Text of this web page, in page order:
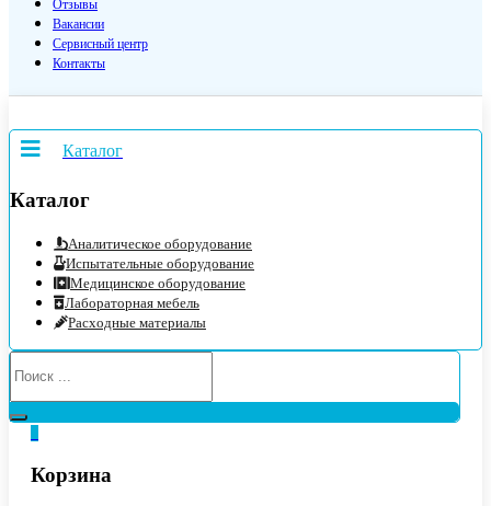
Отзывы
Вакансии
Сервисный центр
Контакты
Каталог
Каталог
Аналитическое оборудование
Испытательные оборудование
Медицинское оборудование
Лабораторная мебель
Расходные материалы
Корзина